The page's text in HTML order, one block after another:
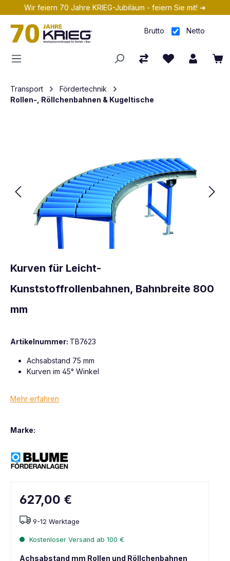
Zum Hauptinhalt springen
Wir feiern 70 Jahre KRIEG-Jubiläum - feiern Sie mit! ➔
Brutto Netto
Transport
Fördertechnik
Rollen-, Röllchenbahnen & Kugeltische
Kurven für Leicht-
Kunststoffrollenbahnen, Bahnbreite 800
mm
Artikelnummer: TB7623
Achsabstand 75 mm
Kurven im 45° Winkel
Mehr erfahren
Marke:
627,00 €
9-12 Werktage
Kostenloser Versand ab 100 €
Achsabstand mm Rollen und Röllchenbahnen